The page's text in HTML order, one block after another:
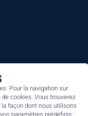
Pour la navigation sur
cookies. Vous trouverez
façon dont nous utilisons
paramètres prédéfinis: